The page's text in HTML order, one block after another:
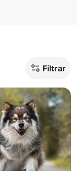
Filtrar